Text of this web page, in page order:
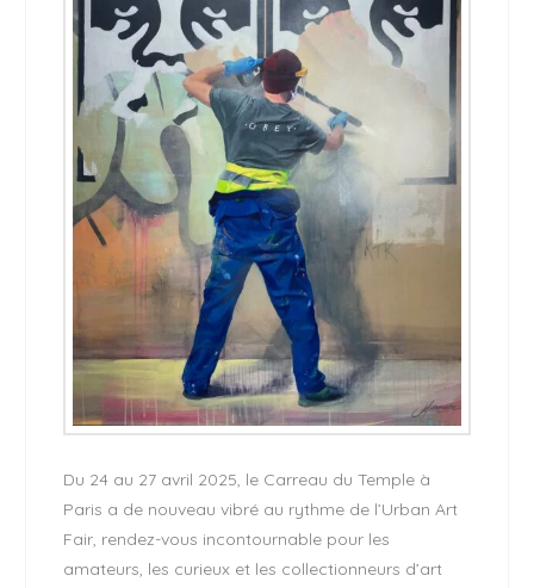
Du 24 au 27 avril 2025, le Carreau du Temple à
Paris a de nouveau vibré au rythme de l’Urban Art
Fair, rendez-vous incontournable pour les
amateurs, les curieux et les collectionneurs d’art